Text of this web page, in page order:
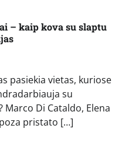
– kaip kova su slaptu
pasiekia vietas, kuriose
su
Di Cataldo, Elena
pristato […]